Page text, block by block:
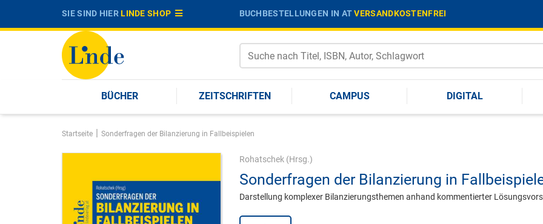
SIE SIND HIERLINDE SHOP BUCHBESTELLUNGEN IN ATVERSANDKOSTENFREI
BÜCHER ZEITSCHRIFTEN CAMPUS DIGITAL
Startseite | Sonderfragen der Bilanzierung in Fallbeispielen
Rohatschek(Hrsg.)
Sonderfragen der Bilanzierung in
Darstellung komplexer Bilanzierungsthemen anhand kommentierter